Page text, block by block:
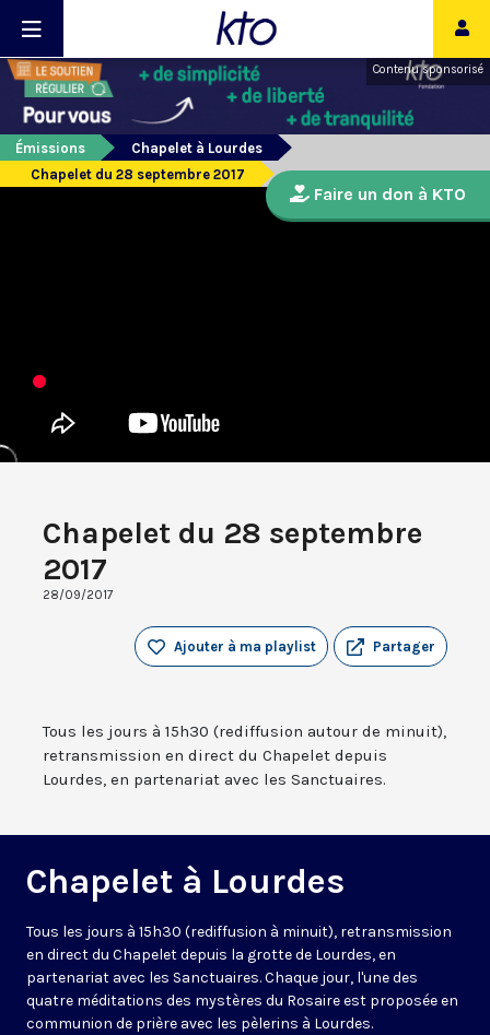
Contenu sponsorisé
Émissions
Chapelet à Lourdes
Chapelet du 28 septembre 2017
Chapelet du 28 septembre
2017
28/09/2017
Partager
Ajouter à ma playlist
Tous les jours à 15h30 (rediffusion autour de minuit),
retransmission en direct du Chapelet depuis
Lourdes, en partenariat avec les Sanctuaires.
Chapelet à Lourdes
Tous les jours à 15h30 (rediffusion à minuit), retransmission
en direct du Chapelet depuis la grotte de Lourdes, en
partenariat avec les Sanctuaires. Chaque jour, l'une des
quatre méditations des mystères du Rosaire est proposée en
communion de prière avec les pèlerins à Lourdes.
Faire un don à KTO